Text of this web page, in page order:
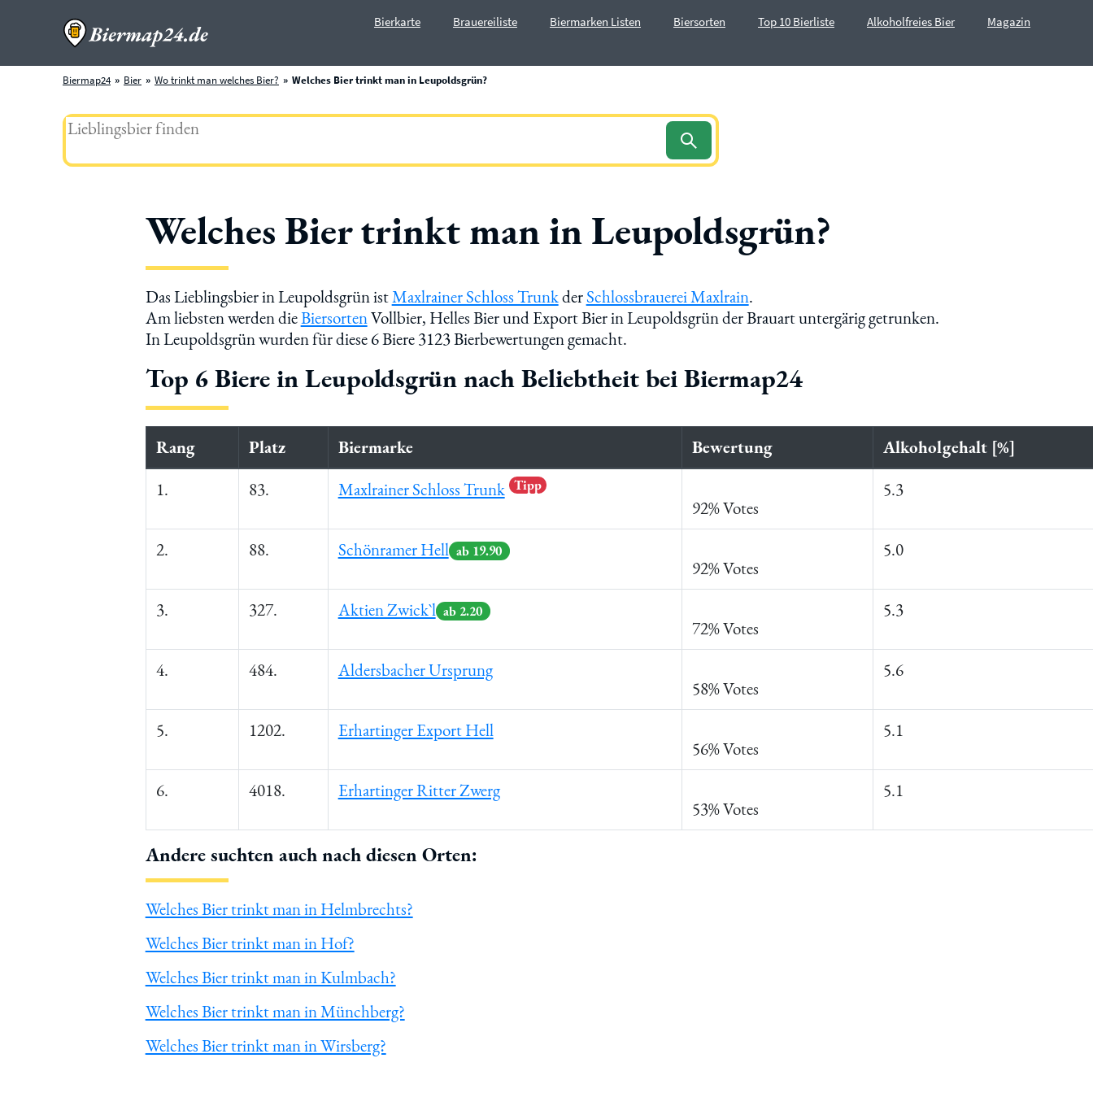
Bierkarte Brauereiliste Biermarken Listen Biersorten Top 10 Bierliste Alkoholfreies Bier Magazin
Biermap24 Bier Wo trinkt man welches Bier? Welches Bier trinkt man in Leupoldsgrün?
Welches Bier trinkt man in Leupoldsgrün?
Das Lieblingsbier in Leupoldsgrün istMaxlrainer Schloss TrunkderSchlossbrauerei Maxlrain.
Am liebsten werden dieBiersortenVollbier, Helles Bier und Export Bier in Leupoldsgrün der Brauart untergärig getrunken.
In Leupoldsgrün wurden für diese 6 Biere 3123 Bierbewertungen gemacht.
Top 6 Biere in Leupoldsgrün nach Beliebtheit bei Biermap24
Rang Platz Biermarke Bewertung
Alkoholgehalt [%]
1.
83. Maxlrainer Schloss Trunk Tipp
92% Votes
5.3
2. 88. Schönramer Hell ab 19.90
92% Votes
5.0
3. 327. Aktien Zwick`l ab 2.20
72% Votes
5.3
4. 484.
Aldersbacher Ursprung
58% Votes
5.6
5. 1202.
Erhartinger Export Hell
56% Votes
5.1
6. 4018.
Erhartinger Ritter Zwerg
53% Votes
5.1
Andere suchten auch nach diesen Orten:
Welches Bier trinkt man in Helmbrechts?
Welches Bier trinkt man in Hof?
Welches Bier trinkt man in Kulmbach?
Welches Bier trinkt man in Münchberg?
Welches Bier trinkt man in Wirsberg?